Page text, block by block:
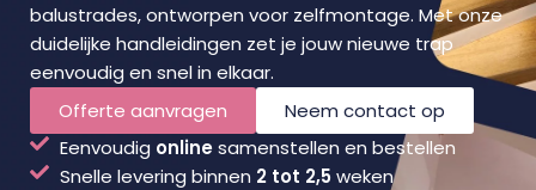
balustrades, ontworpen voor zelfmontage. Met onze
duidelijke handleidingen zet je jouw nieuwe trap
eenvoudig en snel in elkaar.
Offerte aanvragen
Neem contact op
Eenvoudig onlinesamenstellen en bestellen
Snelle levering binnen 2 tot 2,5weken